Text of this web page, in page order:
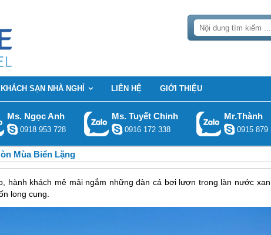
KHÁCH SẠN NHÀ NGHỈ LIÊN HỆ GIỚI THIỆU
Ms. Ngọc Anh
0918 953 728
Ms. Tuyết Chinh
0916 172 338
Mr.Thành
0915 879
Mùa Biển Lặng
hành khách mê mải ngắm những đàn cá bơi lượn trong làn nước
long cung.